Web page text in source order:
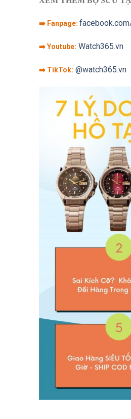
➡️ Fanpage:
➡️ Youtube: Watch365.vn
➡️ TikTok: @watch365.vn